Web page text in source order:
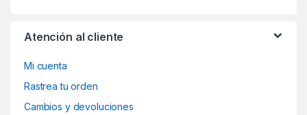
Atención al cliente
Mi cuenta
Rastrea tu orden
Cambios y devoluciones